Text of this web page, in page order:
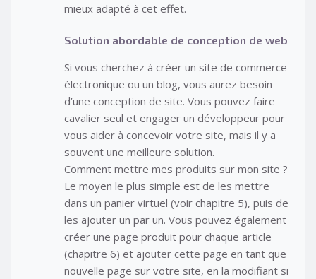
mieux adapté à cet effet.
Solution abordable de conception de web
Si vous cherchez à créer un site de commerce
électronique ou un blog, vous aurez besoin
d’une conception de site. Vous pouvez faire
cavalier seul et engager un développeur pour
vous aider à concevoir votre site, mais il y a
souvent une meilleure solution.
Comment mettre mes produits sur mon site ?
Le moyen le plus simple est de les mettre
dans un panier virtuel (voir chapitre 5), puis de
les ajouter un par un. Vous pouvez également
créer une page produit pour chaque article
(chapitre 6) et ajouter cette page en tant que
nouvelle page sur votre site, en la modifiant si